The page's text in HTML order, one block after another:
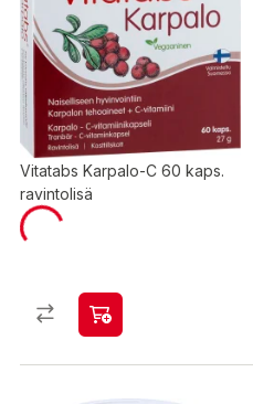
Vitatabs Karpalo-C 60 kaps.
ravintolisä